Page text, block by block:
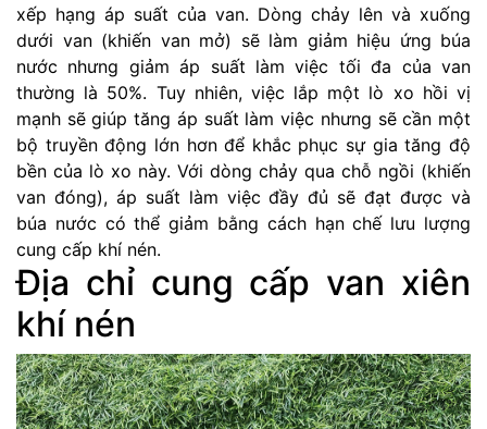
xếp hạng áp suất của van. Dòng chảy lên và xuống
dưới van (khiến van mở) sẽ làm giảm hiệu ứng búa
nước nhưng giảm áp suất làm việc tối đa của van
thường là 50%. Tuy nhiên, việc lắp một lò xo hồi vị
mạnh sẽ giúp tăng áp suất làm việc nhưng sẽ cần một
bộ truyền động lớn hơn để khắc phục sự gia tăng độ
bền của lò xo này. Với dòng chảy qua chỗ ngồi (khiến
van đóng), áp suất làm việc đầy đủ sẽ đạt được và
búa nước có thể giảm bằng cách hạn chế lưu lượng
cung cấp khí nén.
Địa chỉ cung cấp van xiên
khí nén